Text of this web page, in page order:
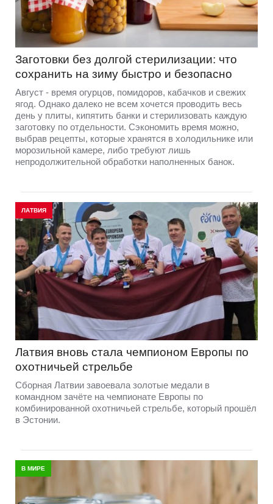
Заготовки без долгой стерилизации: что
сохранить на зиму быстро и безопасно
Август - время огурцов, помидоров, кабачков и свежих
ягод. Однако далеко не всем хочется проводить весь
день у плиты, кипятить банки и стерилизовать каждую
заготовку по отдельности. Сэкономить время можно,
выбрав рецепты, которые хранятся в холодильнике или
морозильной камере, либо требуют лишь
непродолжительной обработки наполненных банок.
ЛАТВИЯ
Латвия вновь стала чемпионом Европы по
охотничьей стрельбе
Сборная Латвии завоевала золотые медали в
командном зачёте на чемпионате Европы по
комбинированной охотничьей стрельбе, который прошёл
в Эстонии.
В МИРЕ